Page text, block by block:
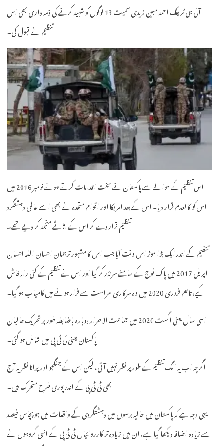
آئی جی ٹریفک احمد مبین زیدی سمیت 13 لوگوں کو شہید کرنے کی ذمہ داری بھی اس
تنظیم نے قبول کی۔
اس تنظیم کے حوالے سے پاکستان نے سخت اقدامات کرتے ہوئے نومبر 2016 میں
اس کو کالعدم قرار دیا۔ اس کے بعد امریکا اور اقوام متحدہ نے بھی اسے عالمی دہشتگرد
تنظیم قرار دے کر اس کے اثاثے منجمد کر دیے تھے۔
تنظیم کے اندر ایک بڑا موڑ اس وقت آیا جب اس کا مشہور ترجمان احسان اللہ احسان
اپریل 2017 میں پاک فوج کے سامنے سرنڈر کر گیا اور اس نے تنظیم کے کئی راز فاش
کیے، تاہم فروری 2020 میں وہ سرکاری حراست سے فرار ہونے میں کامیاب ہو گیا۔
اسی سال یعنی اگست 2020 میں جماعت الاحرار دوبارہ باضابطہ طور پر تحریک طالبان
پاکستان یعنی ٹی ٹی پی میں شامل ہو گئی۔
اگرچہ اب یہ الگ تنظیم کے طور پر نظر نہیں آتی، لیکن اس کے جنگجو اور پرانا نظریہ آج
بھی ٹی ٹی پی کے اندر پوری طرح متحرک ہیں۔
یہی وجہ ہے کہ پاکستان میں حالیہ برسوں میں دہشتگردی کے واقعات میں جو پچاس فیصد
سے زیادہ اضافہ دیکھا گیا ہے، ان میں زیادہ تر کارروائیاں ٹی ٹی پی کے انہی گروہوں نے